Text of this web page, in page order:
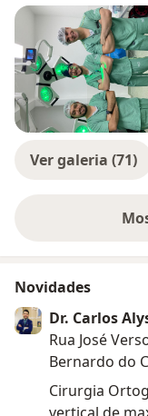
Ver galeria (71)
Novidades
Dr. Carlos
Rua José
Bernardo do
Cirurgia